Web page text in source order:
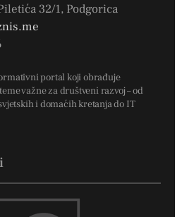
32/1, Podgorica
portal koji obrađuje
važne za društveni razvoj – od
i domaćih kretanja do IT